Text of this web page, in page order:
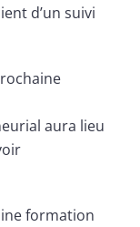
d’un suivi
aura lieu
formation